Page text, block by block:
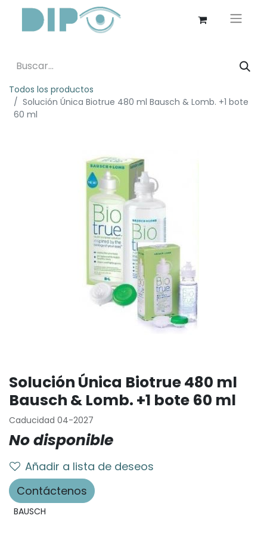
Todos los productos
Solución Única Biotrue 480 ml Bausch & Lomb. +1 bote
60 ml
Solución Única Biotrue 480 ml
Bausch & Lomb. +1 bote 60 ml
Caducidad 04-2027
No disponible
Añadir a lista de deseos
Contáctenos
BAUSCH